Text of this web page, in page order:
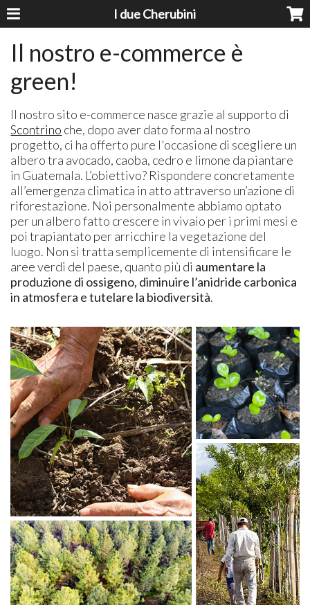
I due Cherubini
Il nostro e-commerce è
green!
Il nostro sito e-commerce nasce grazie al supporto di
Scontrino che, dopo aver dato forma al nostro
progetto, ci ha offerto pure l'occasione di scegliere un
albero tra avocado, caoba, cedro e limone da piantare
in Guatemala. L’obiettivo? Rispondere concretamente
all’emergenza climatica in atto attraverso un’azione di
riforestazione. Noi personalmente abbiamo optato
per un albero fatto crescere in vivaio per i primi mesi e
poi trapiantato per arricchire la vegetazione del
luogo. Non si tratta semplicemente di intensificare le
aree verdi del paese, quanto più di aumentare la
produzione di ossigeno, diminuire l’anidride carbonica
in atmosfera e tutelare la biodiversità.